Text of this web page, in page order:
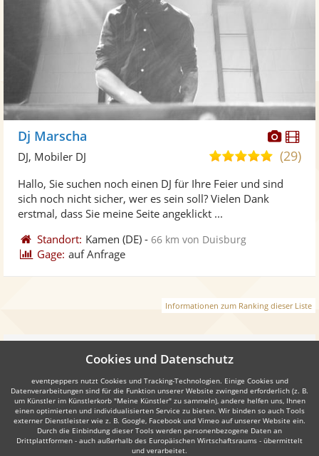
Fotos
Dj Marscha
5,0
5
(29)
DJ, Mobiler DJ
Hallo, Sie suchen noch einen DJ für Ihre Feier und sind
sich noch nicht sicher, wer es sein soll? Vielen Dank
erstmal, dass Sie meine Seite angeklickt ...
Standort: Kamen (DE) -66 km von Duisburg
Gage: auf Anfrage
Informationen zum Ranking dieser Liste
Weiter
Auch interessant:
Cookies und Datenschutz
eventpeppers nutzt Cookies und Tracking-Technologien. Einige Cookies und
Datenverarbeitungen sind für die Funktion unserer Website zwingend erforderlich (z. B.
um Künstler im Künstlerkorb "Meine Künstler" zu sammeln), andere helfen uns, Ihnen
einen optimierten und individualisierten Service zu bieten. Wir binden so auch Tools
externer Dienstleister wie z. B. Google, Facebook und Vimeo auf unserer Website ein.
Durch die Einbindung dieser Tools werden personenbezogene Daten an
Drittplattformen - auch außerhalb des Europäischen Wirtschaftsraums - übermittelt
und verarbeitet.